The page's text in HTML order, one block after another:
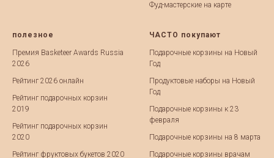
Фуд-мастерские на карте
полезное
Премия Basketeer Awards Russia
2026
Рейтинг 2026 онлайн
Рейтинг подарочных корзин
2019
Рейтинг подарочных корзин
2020
Рейтинг фруктовых букетов 2020
ЧАСТО покупают
Подарочные корзины на Новый
Год
Продуктовые наборы на Новый
Год
Подарочные корзины к 23
февраля
Подарочные корзины на 8 марта
Подарочные корзины врачам